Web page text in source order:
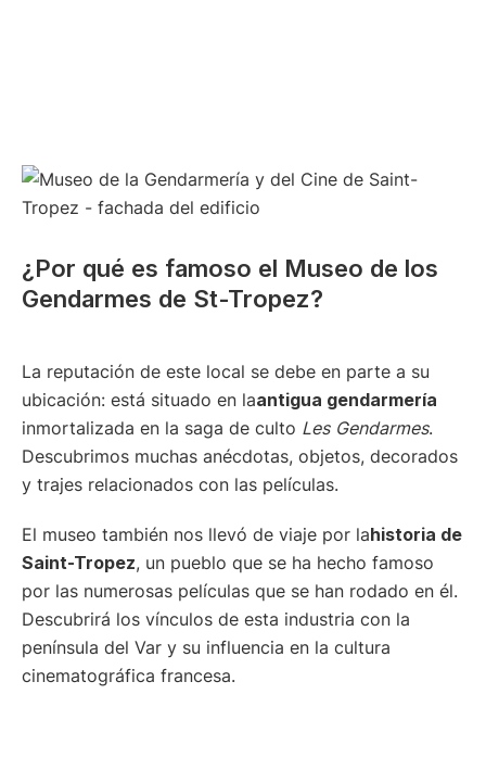
¿Por qué es famoso el Museo de los
Gendarmes de St-Tropez?
La reputación de este local se debe en parte a su
ubicación: está situado en laantigua gendarmería
inmortalizada en la saga de culto Les Gendarmes.
Descubrimos muchas anécdotas, objetos, decorados
y trajes relacionados con las películas.
El museo también nos llevó de viaje por lahistoria de
Saint-Tropez, un pueblo que se ha hecho famoso
por las numerosas películas que se han rodado en él.
Descubrirá los vínculos de esta industria con la
península del Var y su influencia en la cultura
cinematográfica francesa.